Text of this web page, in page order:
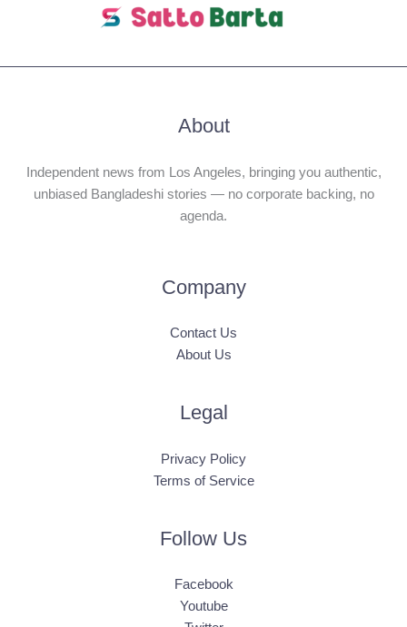
About
Independent news from Los Angeles, bringing you authentic,
unbiased Bangladeshi stories — no corporate backing, no
agenda.
Company
Contact Us
About Us
Legal
Privacy Policy
Terms of Service
Follow Us
Facebook
Youtube